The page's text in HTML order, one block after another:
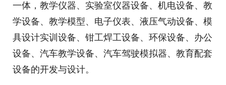
一体，教学仪器、实验室仪器设备、机电设备、教
学设备、教学模型、电子仪表、液压气动设备、模
具设计实训设备、钳工焊工设备、环保设备、办公
设备、汽车教学设备、汽车驾驶模拟器、教育配套
设备的开发与设计。